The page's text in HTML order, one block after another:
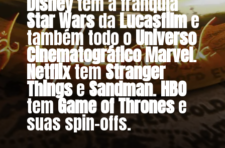
Star WarsdaLucasfilme
também todo oUniverso
Cinematográfico Marvel.
NetflixtemStranger
ThingseSandman.HBO
temGame of Thronese
suas spin-offs.